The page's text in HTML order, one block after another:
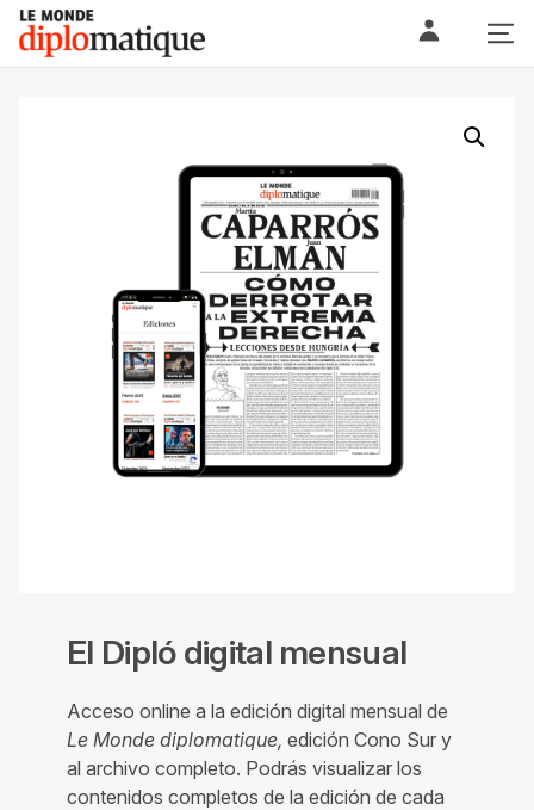
Skip
content
Le monde diplomatique
El Dipló digital mensual
Acceso online a la edición digital mensual de
Le Monde diplomatique, edición Cono Sur y
al archivo completo. Podrás visualizar los
contenidos completos de la edición de cada